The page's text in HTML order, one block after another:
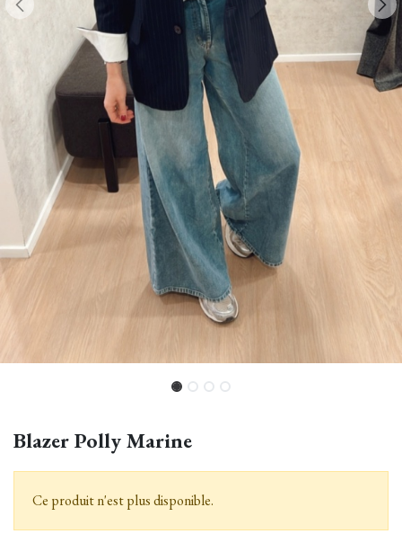
Blazer Polly Marine
Ce produit n'est plus disponible.